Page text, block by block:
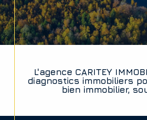
L'agence CARITEY IMMOBILIER vous offre les
diagnostics immobiliers
bien immobilier,